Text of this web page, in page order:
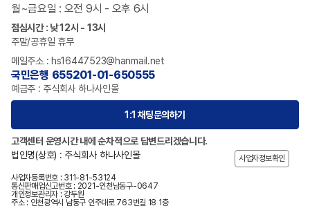
월~금요일 : 오전 9시 - 오후 6시
점심시간 : 낮 12시 - 13시
주말/공휴일 휴무
메일주소 : hs16447523@hanmail.net
국민은행 655201-01-650555
예금주 : 주식회사 하나사인몰
1:1 채팅문의하기
고객센터 운영시간 내에 순차적으로 답변드리겠습니다.
법인명(상호) : 주식회사 하나사인몰
사업자정보확인
사업자등록번호 : 311-81-53124
통신판매업신고번호 : 2021-인천남동구-0647
개인정보관리자 : 강두원
주소 : 인천광역시 남동구 인주대로 763번길 18 1층